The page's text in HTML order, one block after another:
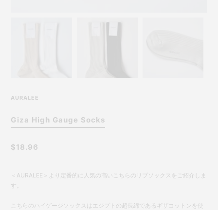
AURALEE
Giza High Gauge Socks
$18.96
＜AURALEE＞より定番的に人気の高いこちらのリブソックスをご紹介しま
す。
こちらのハイゲージソックスはエジプトの超長綿であるギザコットンを使